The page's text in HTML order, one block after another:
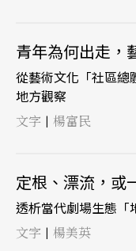
青年為何出走，
從藝術文化「社區總
地方觀察
文字 | 楊富民
定根、漂流，或
透析當代劇場生態「
文字 | 楊美英